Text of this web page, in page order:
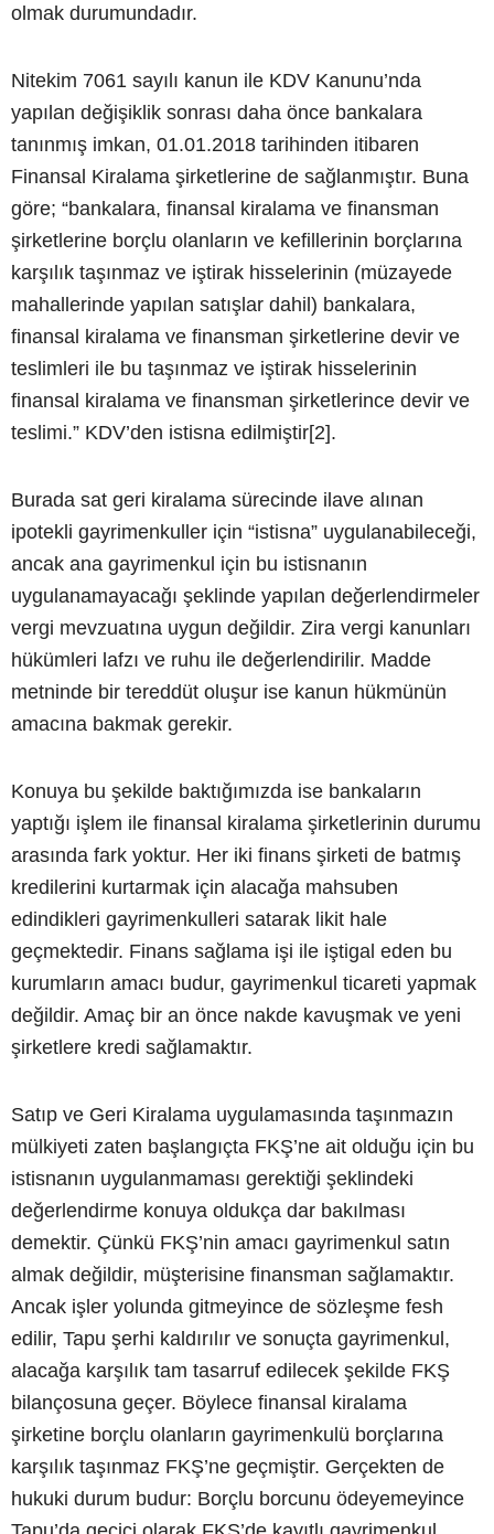
olmak durumundadır.
Nitekim 7061 sayılı kanun ile KDV Kanunu’nda
yapılan değişiklik sonrası daha önce bankalara
tanınmış imkan, 01.01.2018 tarihinden itibaren
Finansal Kiralama şirketlerine de sağlanmıştır. Buna
göre; “bankalara, finansal kiralama ve finansman
şirketlerine borçlu olanların ve kefillerinin borçlarına
karşılık taşınmaz ve iştirak hisselerinin (müzayede
mahallerinde yapılan satışlar dahil) bankalara,
finansal kiralama ve finansman şirketlerine devir ve
teslimleri ile bu taşınmaz ve iştirak hisselerinin
finansal kiralama ve finansman şirketlerince devir ve
teslimi.” KDV’den istisna edilmiştir[2].
Burada sat geri kiralama sürecinde ilave alınan
ipotekli gayrimenkuller için “istisna” uygulanabileceği,
ancak ana gayrimenkul için bu istisnanın
uygulanamayacağı şeklinde yapılan değerlendirmeler
vergi mevzuatına uygun değildir. Zira vergi kanunları
hükümleri lafzı ve ruhu ile değerlendirilir. Madde
metninde bir tereddüt oluşur ise kanun hükmünün
amacına bakmak gerekir.
Konuya bu şekilde baktığımızda ise bankaların
yaptığı işlem ile finansal kiralama şirketlerinin durumu
arasında fark yoktur. Her iki finans şirketi de batmış
kredilerini kurtarmak için alacağa mahsuben
edindikleri gayrimenkulleri satarak likit hale
geçmektedir. Finans sağlama işi ile iştigal eden bu
kurumların amacı budur, gayrimenkul ticareti yapmak
değildir. Amaç bir an önce nakde kavuşmak ve yeni
şirketlere kredi sağlamaktır.
Satıp ve Geri Kiralama uygulamasında taşınmazın
mülkiyeti zaten başlangıçta FKŞ’ne ait olduğu için bu
istisnanın uygulanmaması gerektiği şeklindeki
değerlendirme konuya oldukça dar bakılması
demektir. Çünkü FKŞ’nin amacı gayrimenkul satın
almak değildir, müşterisine finansman sağlamaktır.
Ancak işler yolunda gitmeyince de sözleşme fesh
edilir, Tapu şerhi kaldırılır ve sonuçta gayrimenkul,
alacağa karşılık tam tasarruf edilecek şekilde FKŞ
bilançosuna geçer. Böylece finansal kiralama
şirketine borçlu olanların gayrimenkulü borçlarına
karşılık taşınmaz FKŞ’ne geçmiştir. Gerçekten de
hukuki durum budur: Borçlu borcunu ödeyemeyince